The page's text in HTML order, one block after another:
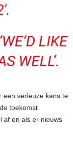
‘WE’D LIKE
WELL‘.
een serieuze kans te
toekomst
af en als er nieuws